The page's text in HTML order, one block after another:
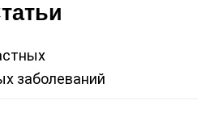
заболеваний